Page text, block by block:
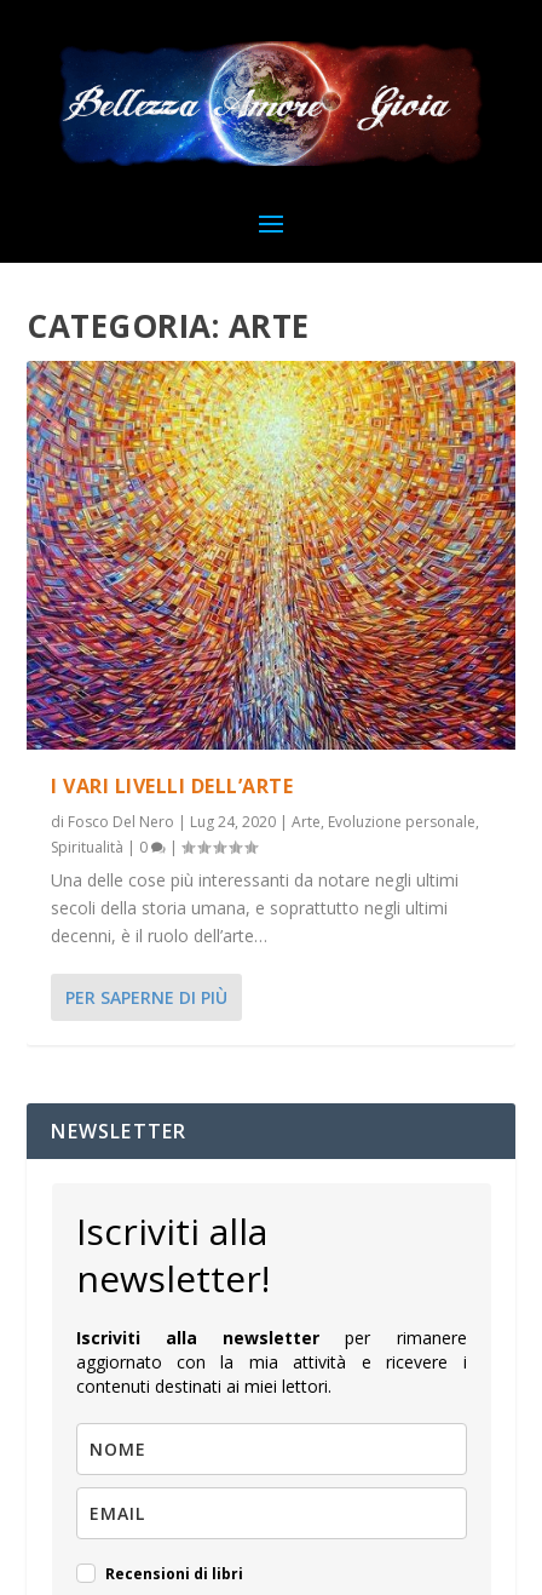
CATEGORIA: ARTE
I VARI LIVELLI DELL’ARTE
di Fosco Del Nero | Lug 24, 2020 |Arte, Evoluzione personale,
Spiritualità | 0 |
Una delle cose più interessanti da notare negli ultimi
secoli della storia umana, e soprattutto negli ultimi
decenni, è il ruolo dell’arte…
PER SAPERNE DI PIÙ
NEWSLETTER
Iscriviti alla
newsletter!
Iscriviti alla newsletter per rimanere
aggiornato con la mia attività e ricevere i
contenuti destinati ai miei lettori.
Recensioni di libri